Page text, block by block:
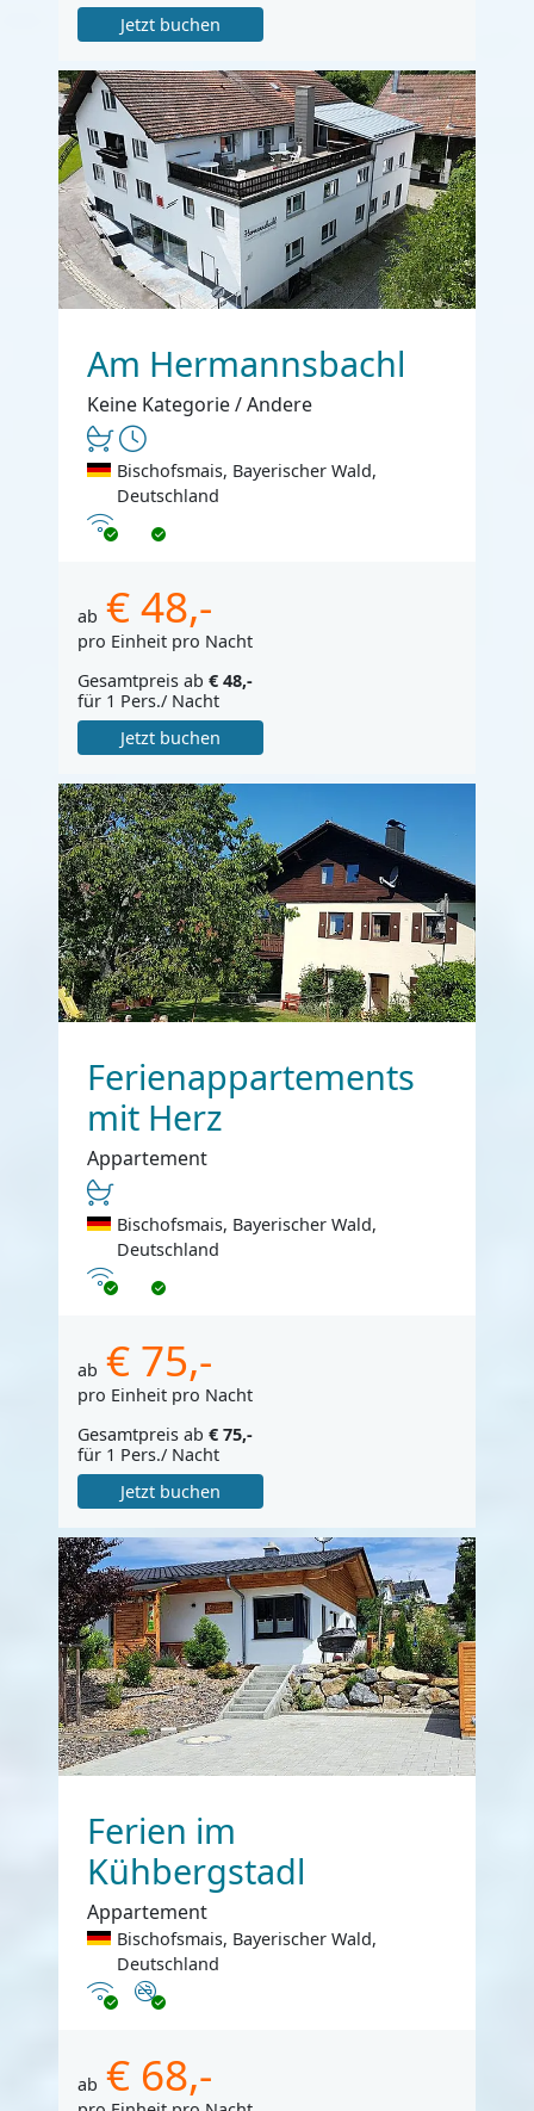
Jetzt buchen
Am Hermannsbachl
Keine Kategorie / Andere
Bischofsmais, Bayerischer Wald,
Deutschland
Internet
ab € 48,-
pro Einheit pro Nacht
Gesamtpreis ab € 48,-
für 1 Pers./ Nacht
Jetzt buchen
Ferienappartements
mit Herz
Appartement
Bischofsmais, Bayerischer Wald,
Deutschland
Internet
ab € 75,-
pro Einheit pro Nacht
Gesamtpreis ab € 75,-
für 1 Pers./ Nacht
Jetzt buchen
Ferien im
Kühbergstadl
Appartement
Bischofsmais, Bayerischer Wald,
Deutschland
InternetNichtraucher
ab € 68,-